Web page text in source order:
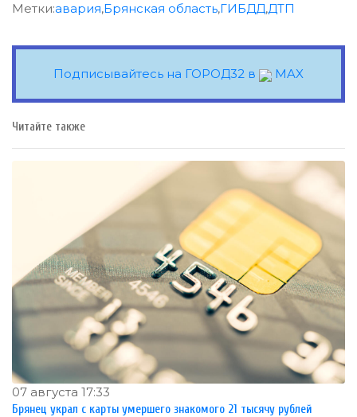
Метки:авария,Брянская область,ГИБДД,ДТП
Подписывайтесь на ГОРОД32 в MAX
Читайте также
07 августа 17:33
Брянец украл с карты умершего знакомого 21 тысячу рублей